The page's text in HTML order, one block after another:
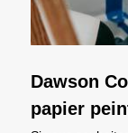
Dawson
papier